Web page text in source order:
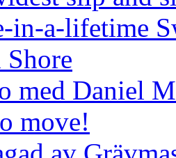
in-a-lifetime
Shore
med Daniel
move!